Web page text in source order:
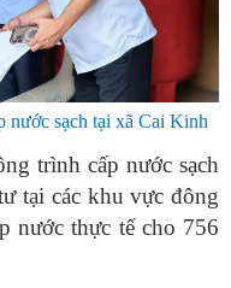
nước sạch tại xã Cai Kinh
trình cấp nước sạch
tại các khu vực đông
nước thực tế cho 756